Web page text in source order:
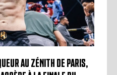
AU ZÉNITH DE PARIS,